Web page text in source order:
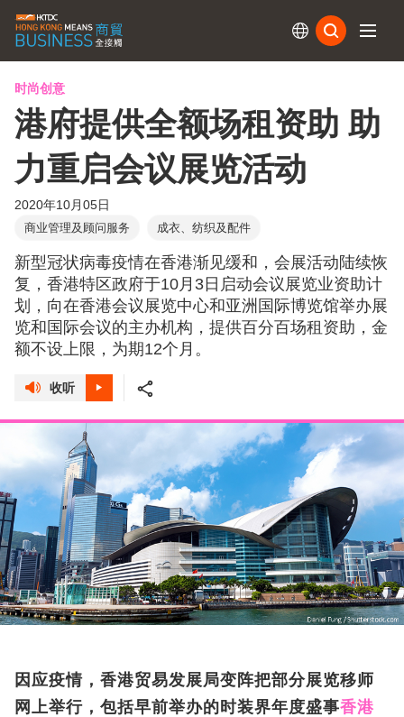
时尚创意
港府提供全额场租资助 助
力重启会议展览活动
2020年10月05日
商业管理及顾问服务 成衣、纺织及配件
新型冠状病毒疫情在香港渐见缓和，会展活动陆续恢
复，香港特区政府于10月3日启动会议展览业资助计
划，向在香港会议展览中心和亚洲国际博览馆举办展
览和国际会议的主办机构，提供百分百场租资助，金
额不设上限，为期12个月。
收听
因应疫情，香港贸易发展局变阵把部分展览移师
网上举行，包括早前举办的时装界年度盛事香港